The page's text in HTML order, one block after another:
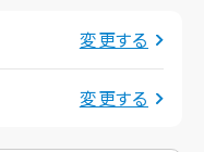
変更する
変更する